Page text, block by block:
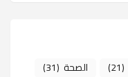
(21) الصحة (31)